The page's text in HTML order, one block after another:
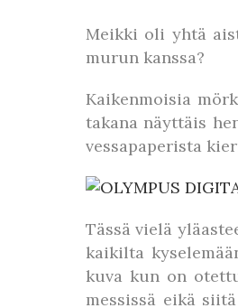
Meikki oli yhtä
murun kanssa?
Kaikenmoisia
takana näyttäis
vessapaperista
Tässä vielä
kaikilta
kuva kun on
messissä eikä